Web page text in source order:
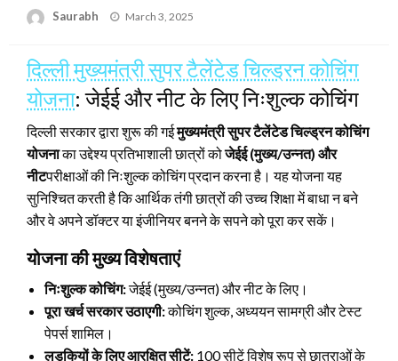
Saurabh
Posted
March 3, 2025
दिल्ली मुख्यमंत्री सुपर टैलेंटेड चिल्ड्रन कोचिंग
योजना: जेईई और नीट के लिए निःशुल्क कोचिंग
दिल्ली सरकार द्वारा शुरू की गईमुख्यमंत्री सुपर टैलेंटेड चिल्ड्रन कोचिंग
योजनाका उद्देश्य प्रतिभाशाली छात्रों कोजेईई (मुख्य/उन्नत) और
नीटपरीक्षाओं की निःशुल्क कोचिंग प्रदान करना है। यह योजना यह
सुनिश्चित करती है कि आर्थिक तंगी छात्रों की उच्च शिक्षा में बाधा न बने
और वे अपने डॉक्टर या इंजीनियर बनने के सपने को पूरा कर सकें।
योजना की मुख्य विशेषताएं
निःशुल्क कोचिंग:जेईई (मुख्य/उन्नत) और नीट के लिए।
पूरा खर्च सरकार उठाएगी:कोचिंग शुल्क, अध्ययन सामग्री और टेस्ट
पेपर्स शामिल।
लड़कियों के लिए आरक्षित सीटें: 100 सीटें विशेष रूप से छात्राओं के